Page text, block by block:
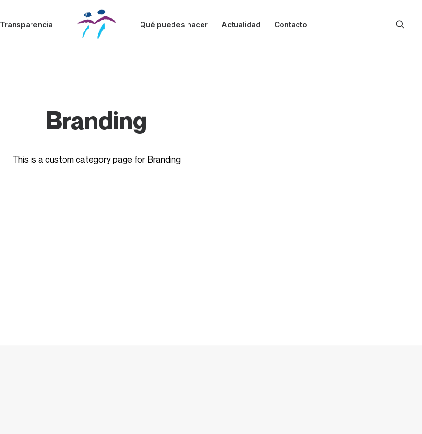
Transparencia Qué puedes hacer Actualidad Contacto
Branding
This is a custom category page for Branding